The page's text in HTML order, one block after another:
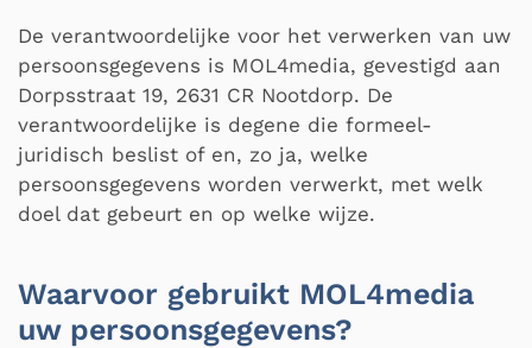
De verantwoordelijke voor het verwerken van uw
persoonsgegevens is MOL4media, gevestigd aan
Dorpsstraat 19, 2631 CR Nootdorp. De
verantwoordelijke is degene die formeel-
juridisch beslist of en, zo ja, welke
persoonsgegevens worden verwerkt, met welk
doel dat gebeurt en op welke wijze.
Waarvoor gebruikt MOL4media
uw persoonsgegevens?